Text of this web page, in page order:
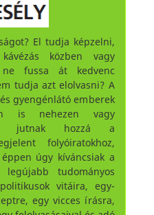
El tudja képzelni,
közben vagy
fussa át kedvenc
tudja azt elolvasni? A
gyengénlátó emberek
is nehezen vagy
jutnak hozzá a
folyóiratokhoz,
úgy kíváncsiak a
tudományos
vitáira, egy-
egy vicces írásra,